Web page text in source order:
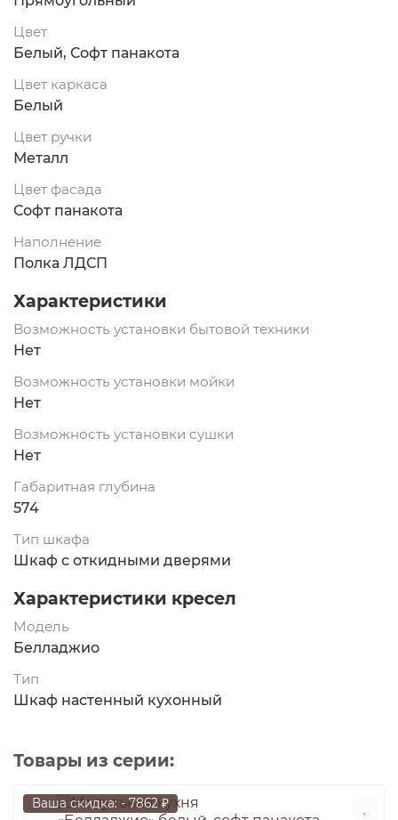
Цвет
Белый, Софт панакота
Цвет каркаса
Белый
Цвет ручки
Металл
Цвет фасада
Софт панакота
Наполнение
Полка ЛДСП
Характеристики
Возможность установки бытовой техники
Нет
Возможность установки мойки
Нет
Возможность установки сушки
Нет
Габаритная глубина
574
Тип шкафа
Шкаф с откидными дверями
Характеристики кресел
Модель
Белладжио
Тип
Шкаф настенный кухонный
Товары из серии:
Ваша скидка: - 7862 ₽